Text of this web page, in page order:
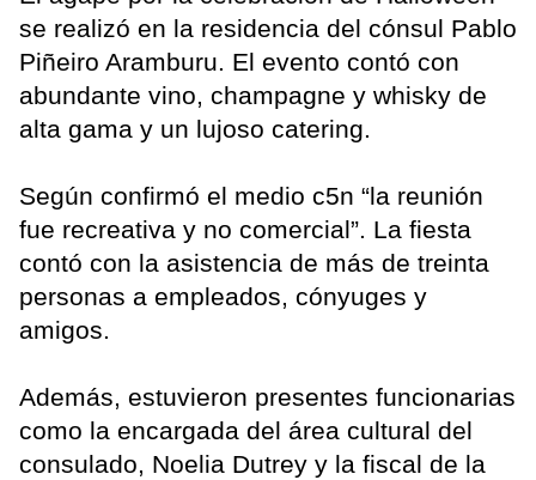
se realizó en la residencia del cónsul Pablo
Piñeiro Aramburu. El evento contó con
abundante vino, champagne y whisky de
alta gama y un lujoso catering.
Según confirmó el medio c5n “la reunión
fue recreativa y no comercial”. La fiesta
contó con la asistencia de más de treinta
personas a empleados, cónyuges y
amigos.
Además, estuvieron presentes funcionarias
como la encargada del área cultural del
consulado, Noelia Dutrey y la fiscal de la